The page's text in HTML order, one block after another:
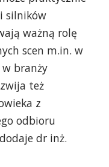
silników
ważną rolę
scen m.in. w
branży
też
z
odbioru
dr inż.